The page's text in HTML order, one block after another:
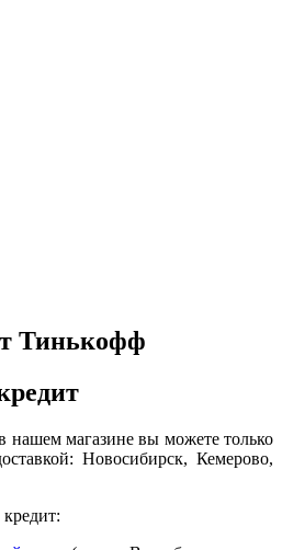
Тинькофф
нашем магазине вы можете только
Новосибирск, Кемерово,